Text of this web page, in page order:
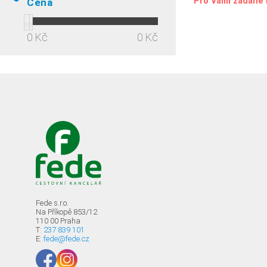
Cena
0 Kč 0 Kč
Fede s.r.o.
Na Příkopě 853/12
110 00 Praha
T: 237 839 101
E: fede@fede.cz